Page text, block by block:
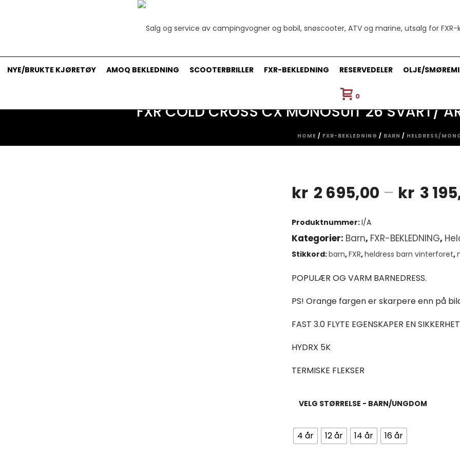
NYE/BRUKTE KJØRETØY AMOQ BEKLEDNING SCOOTERBRILLER FXR-BEKLEDNING RESERVEDELER OLJE/
0
FXR COLD CROSS CX MONOSUIT 26 SVART/
HOME / FXR-BEKLEDNING / BARN / HELDRESS/
kr 2 695,00 – kr 3
Produktnummer:I/A
Kategorier: Barn, FXR-BEKLEDNING,
Stikkord:barn,FXR,heldress barn vinterforet,
POPULÆR OG VARM BARNEDRESS.
PS! Orange fargen er skarpere enn på
FAST 3.0 FLYTE EGENSKAPER EN
HYDRX 5K
TERMISKE FLEKSER
VELG STØRRELSE - BARN/UNGDOM
4 år 12 år 14 år 16 år